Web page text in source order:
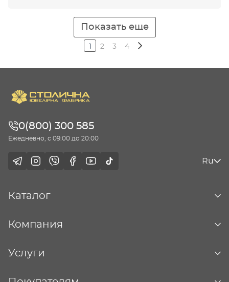
Показать еще
2 3 4
0(800) 300 585
Ежедневно, с 09:00 до 20:00
Ru
Каталог
Компания
Услуги